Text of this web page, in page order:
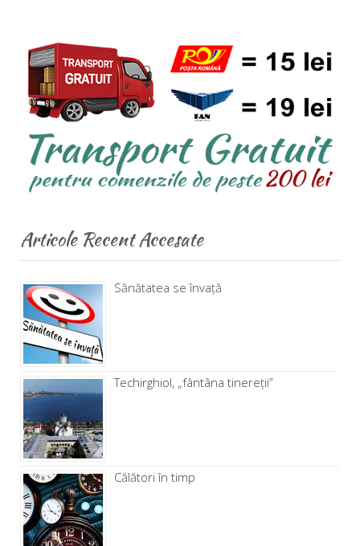
Articole Recent Accesate
Sănătatea se învață
Techirghiol, „fântâna tinereţii”
Călători în timp